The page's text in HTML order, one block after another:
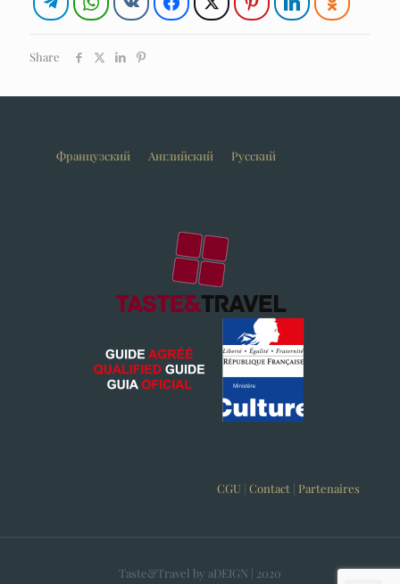
Share
Французский Английский Русский
CGU | Contact | Partenaires
Taste&Travel by aDEIGN | 2020